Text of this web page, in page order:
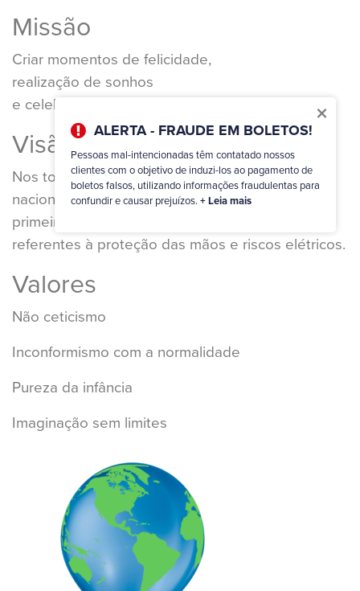
×
ALERTA - FRAUDE EM BOLETOS!
Pessoas mal-intencionadas têm contatado nossos
clientes com o objetivo de induzi-los ao pagamento de
boletos falsos, utilizando informações fraudulentas para
confundir e causar prejuízos. + Leia mais
Missão
Criar momentos de felicidade,
realização de sonhos
e celebrações.
Visão
Nos tornarmos a empresa líder no mercado
nacional de artigos de festas e estar entre as
primeiras no mercado de EPIs nos itens
referentes à proteção das mãos e riscos elétricos.
Valores
Não ceticismo
Inconformismo com a normalidade
Pureza da infância
Imaginação sem limites